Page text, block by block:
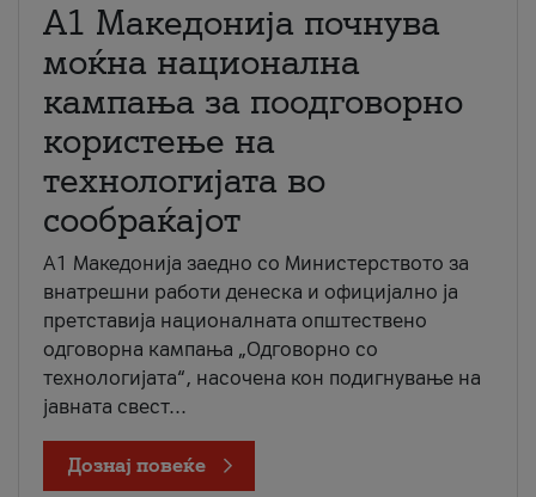
A1 Македонија почнува
моќна национална
кампања за поодговорно
користење на
технологијата во
сообраќајот
A1 Македонија заедно со Министерството за
внатрешни работи денеска и официјално ја
претставија националната општествено
одговорна кампања „Одговорно со
технологијата“, насочена кон подигнување на
јавната свест...
Дознај повеќе